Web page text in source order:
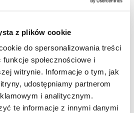
z plików cookie
do spersonalizowania treści
społecznościowe i
witrynie. Informacje o tym, jak
udostępniamy partnerom
i analitycznym.
te informacje z innymi danymi